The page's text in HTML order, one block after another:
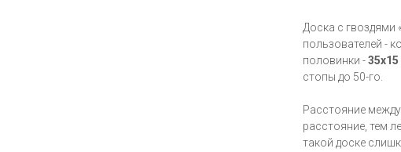
Доска с гвоздями
пользователей -
половинки -35х15
стопы до 50-го.
Расстояние
расстояние, тем
такой доске